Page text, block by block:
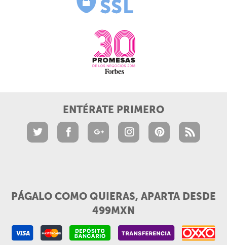
ENTÉRATE PRIMERO
PÁGALO COMO QUIERAS, APARTA DESDE
499MXN